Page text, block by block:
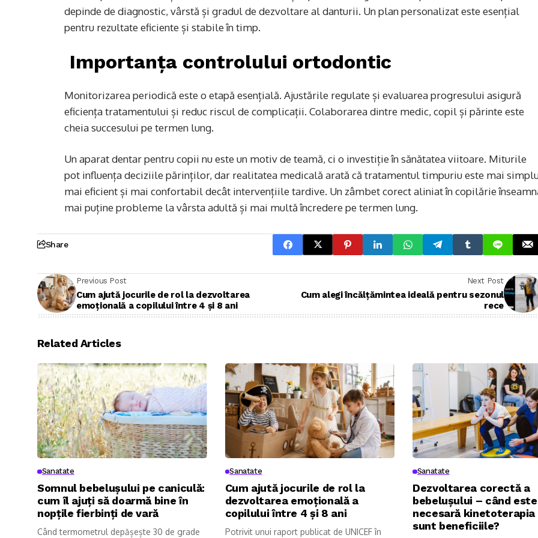
depinde de diagnostic, vârstă și gradul de dezvoltare al danturii. Un plan personalizat este esențial
pentru rezultate eficiente și stabile în timp.
Importanța controlului ortodontic
Monitorizarea periodică este o etapă esențială. Ajustările regulate și evaluarea progresului asigură
eficiența tratamentului și reduc riscul de complicații. Colaborarea dintre medic, copil și părinte este
cheia succesului pe termen lung.
Un aparat dentar pentru copii nu este un motiv de teamă, ci o investiție în sănătatea viitoare. Miturile
pot influența deciziile părinților, dar realitatea medicală arată că tratamentul timpuriu este mai
mai eficient și mai confortabil decât intervențiile tardive. Un zâmbet corect aliniat în copilărie
mai puține probleme la vârsta adultă și mai multă încredere pe termen lung.
Share
Previous Post
Cum ajută jocurile de rol la dezvoltarea
emoțională a copilului între 4 și 8 ani
Next Post
Cum alegi încălțămintea ideală pentru sezonul
rece
Related Articles
Sanatate
Somnul bebelușului pe caniculă:
cum îl ajuți să doarmă bine în
nopțile fierbinți de vară
Când termometrul depășește 30 de grade
Sanatate
Cum ajută jocurile de rol la
dezvoltarea emoțională a
copilului între 4 și 8 ani
Potrivit unui raport publicat de UNICEF în
Sanatate
Dezvoltarea corectă a
bebelușului – când este
necesară kinetoterapia
sunt beneficiile?